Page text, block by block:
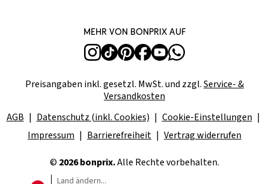
Mehr von bonprix auf
Preisangaben inkl. gesetzl. MwSt. und zzgl.Service- &
Versandkosten
AGB
Datenschutz (inkl. Cookies)
Cookie-Einstellungen
Impressum
Barrierefreiheit Vertrag widerrufen
© 2026 bonprix.Alle Rechte vorbehalten.
Land ändern...